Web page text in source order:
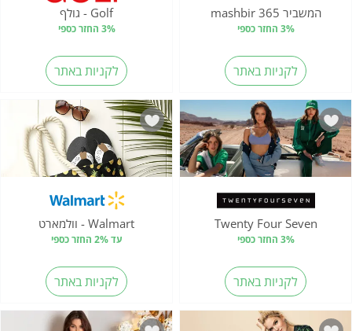
המשביר 365 mashbir
3% החזר כספי
לקניות באתר
Golf - גולף
3% החזר כספי
לקניות באתר
Twenty Four Seven
3% החזר כספי
לקניות באתר
Walmart - וולמארט
עד 2% החזר כספי
לקניות באתר